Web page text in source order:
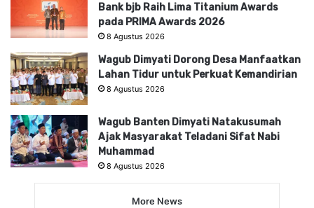
Bank bjb Raih Lima Titanium Awards
pada PRIMA Awards 2026
8 Agustus 2026
Wagub Dimyati Dorong Desa Manfaatkan
Lahan Tidur untuk Perkuat Kemandirian
8 Agustus 2026
Wagub Banten Dimyati Natakusumah
Ajak Masyarakat Teladani Sifat Nabi
Muhammad
8 Agustus 2026
More News